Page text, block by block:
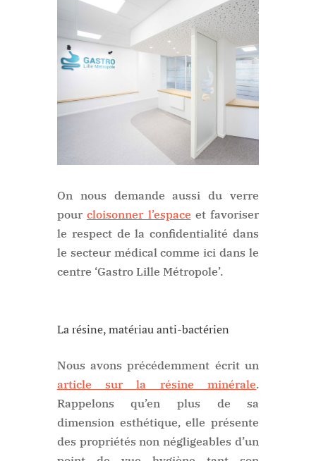
On nous demande aussi du verre
pourcloisonner l’espace et favoriser
le respect de la confidentialité dans
le secteur médical comme ici dans le
centre ‘Gastro Lille Métropole’.
La résine, matériau anti-bactérien
Nous avons précédemment écrit un
article sur la résine minérale.
Rappelons qu’en plus de sa
dimension esthétique, elle présente
des propriétés non négligeables d’un